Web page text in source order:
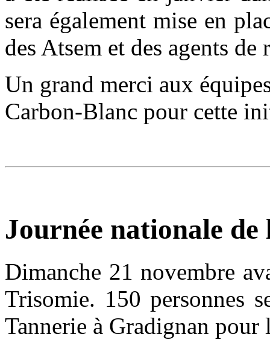
sera également mise en
des Atsem et des agents de
Un grand merci aux
Carbon-Blanc pour cette
Journée nationale de
Dimanche 21 novembre
Trisomie. 150 personnes
Tannerie à Gradignan pour